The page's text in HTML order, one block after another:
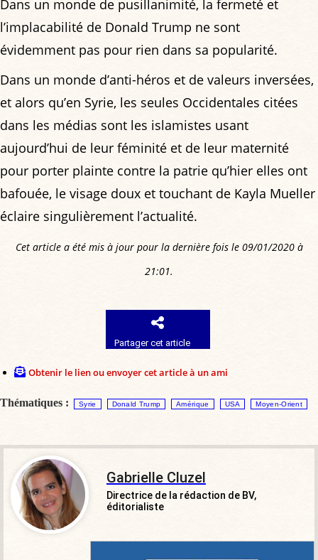
Dans un monde de pusillanimité, la fermeté et
l’implacabilité de Donald Trump ne sont
évidemment pas pour rien dans sa popularité.
Dans un monde d’anti-héros et de valeurs inversées,
et alors qu’en Syrie, les seules Occidentales citées
dans les médias sont les islamistes usant
aujourd’hui de leur féminité et de leur maternité
pour porter plainte contre la patrie qu’hier elles ont
bafouée, le visage doux et touchant de Kayla Mueller
éclaire singulièrement l’actualité.
Cet article a été mis à jour pour la dernière fois le 09/01/2020 à
21:01.
Partager cet article
Obtenir le lien ou envoyer cet article à un ami
Thématiques : Syrie Donald Trump Amérique USA Moyen-Orient
Gabrielle Cluzel
Directrice de la rédaction de BV,
éditorialiste